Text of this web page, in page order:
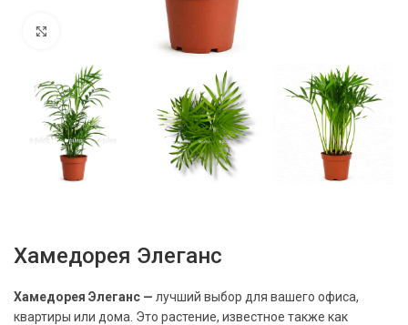
Нажмите, чтобы увеличить
Хамедорея Элеганс
Хамедорея Элеганс — лучший выбор для вашего офиса,
квартиры или дома. Это растение, известное также как